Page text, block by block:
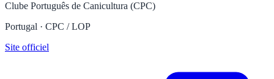
Clube Português de Canicultura (CPC)
Portugal · CPC / LOP
Site officiel